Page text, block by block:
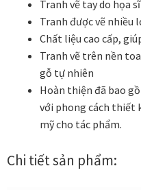
Vũ khúc thiên nga
Wheels of Time
Tranh chim sếu nghệ
Tranh vẽ tay do họa
Tranh được vẽ
Chất liệu cao cấp,
Tranh vẽ trên nền
gỗ tự nhiên
Hoàn thiện đã bao
với phong cách thiết
mỹ cho tác phẩm.
Chi tiết sản phẩm: